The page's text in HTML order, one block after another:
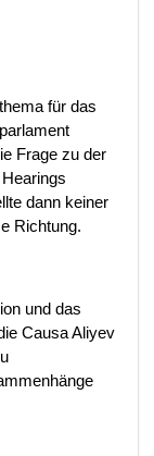
für das
Frage zu der
dann keiner
Richtung.
und das
Causa Aliyev